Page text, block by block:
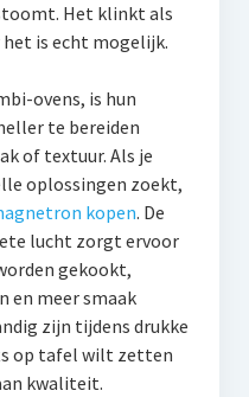
Het klinkt als
is echt mogelijk.
ovens, is hun
te bereiden
of textuur. Als je
oplossingen zoekt,
kopen. De
lucht zorgt ervoor
gekookt,
en meer smaak
zijn tijdens drukke
op tafel wilt zetten
kwaliteit.